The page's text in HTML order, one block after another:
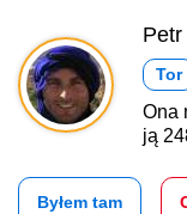
Tor
Ona
ją
Byłem tam